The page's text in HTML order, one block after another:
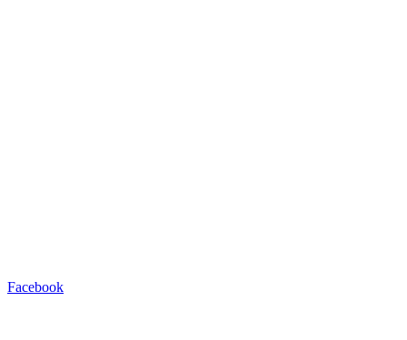
Facebook